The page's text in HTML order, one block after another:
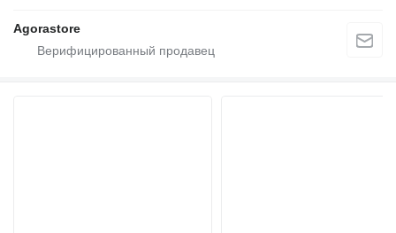
Agorastore